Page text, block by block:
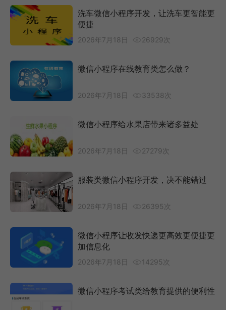
洗车微信小程序开发，让洗车更智能更
便捷
2026年7月18日 26929次
微信小程序在线教育类怎么做？
2026年7月18日 33538次
微信小程序给水果店带来诸多益处
2026年7月18日 27279次
服装类微信小程序开发，决不能错过
2026年7月18日 26395次
微信小程序让收发快递更高效更便捷更
加信息化
2026年7月18日 14295次
微信小程序考试类给教育提供的便利性